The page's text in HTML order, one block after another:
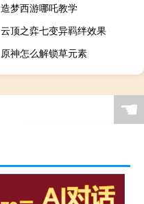
造梦西游哪吒教学
云顶之弈七变异羁绊效果
原神怎么解锁草元素
☚